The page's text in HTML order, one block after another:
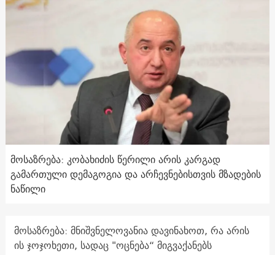
მოსაზრება: კობახიძის წერილი არის კარგად
გამართული დემაგოგია და არჩევნებისთვის მზადების
ნაწილი
მოსაზრება: მნიშვნელოვანია დავინახოთ, რა არის
ის ჯოჯოხეთი, სადაც "ოცნება“ მიგვაქანებს